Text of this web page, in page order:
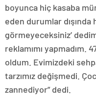
boyunca hiç kasaba
eden durumlar
görmeyeceksiniz’
reklamımı yapmadım.
oldum. Evimizdeki
tarzımız değişmedi.
zannediyor” dedi.